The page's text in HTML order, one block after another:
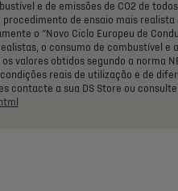
e de emissões de CO2 de todos
procedimento de ensaio mais realista
o “Novo Ciclo Europeu de
o consumo de combustível e
os valores obtidos segundo a norma
condições reais de utilização e de
contacte a sua DS Store ou consulte